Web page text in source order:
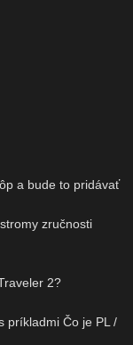
a bude to pridávať
zručnosti
2?
príkladmi Čo je PL /